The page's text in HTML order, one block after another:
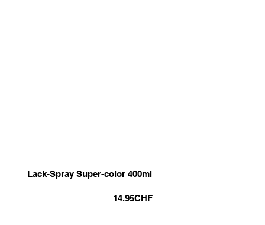
Lack-Spray Super-color 400ml
14.95CHF